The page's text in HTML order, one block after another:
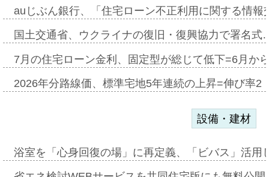
auじぶん銀行、「住宅ローン不正利用に関する情
国土交通省、ウクライナの復旧・復興協力で署名
7月の住宅ローン金利、固定型が総じて低下=6月か
2026年分路線価、標準宅地5年連続の上昇=伸び率
設備・建材
浴室を「心身回復の場」に再定義、「ビバス」活